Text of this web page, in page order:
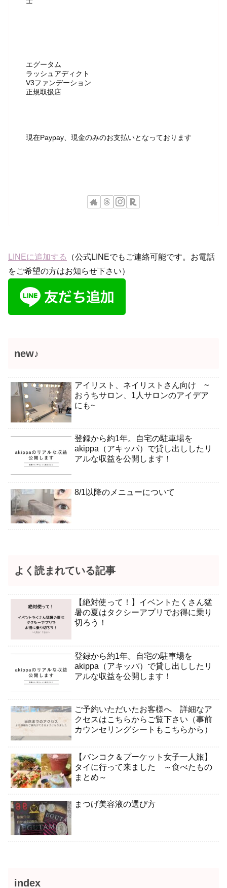
エグータム
ラッシュアディクト
V3ファンデーション
正規取扱店
現在Paypay、現金のみのお支払いとなっております
LINEに追加する
（公式LINEでもご連絡可能です。お電話
をご希望の方はお知らせ下さい）
new♪
アイリスト、ネイリストさん向け ~
おうちサロン、1人サロンのアイデア
にも~
登録から約1年。自宅の駐車場を
akippa（アキッパ）で貸し出ししたリ
アルな収益を公開します！
8/1以降のメニューについて
よく読まれている記事
【絶対使って！】イベントたくさん猛
暑の夏はタクシーアプリでお得に乗り
切ろう！
登録から約1年。自宅の駐車場を
akippa（アキッパ）で貸し出ししたリ
アルな収益を公開します！
ご予約いただいたお客様へ 詳細なア
クセスはこちらからご覧下さい（事前
カウンセリングシートもこちらから）
【バンコク＆プーケット女子一人旅】
タイに行って来ました ～食べたもの
まとめ～
まつげ美容液の選び方
index